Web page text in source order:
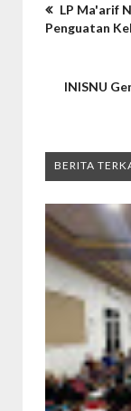
LP Ma'arif
Penguatan
INISNU
BERITA